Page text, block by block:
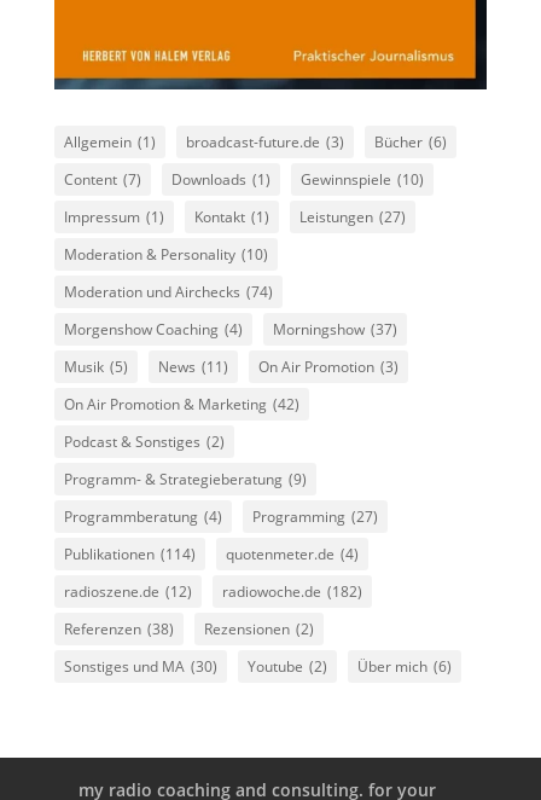
Allgemein (1) broadcast-future.de (3) Bücher (6)
Content (7) Downloads (1) Gewinnspiele (10)
Impressum (1) Kontakt (1) Leistungen (27)
Moderation & Personality (10)
Moderation und Airchecks (74)
Morgenshow Coaching (4) Morningshow (37)
Musik (5) News (11) On Air Promotion (3)
On Air Promotion & Marketing (42)
Podcast & Sonstiges (2)
Programm- & Strategieberatung (9)
Programmberatung (4) Programming (27)
Publikationen (114) quotenmeter.de (4)
radioszene.de (12) radiowoche.de (182)
Referenzen (38) Rezensionen (2)
Sonstiges und MA (30) Youtube (2) Über mich (6)
my radio coaching and consulting. for your